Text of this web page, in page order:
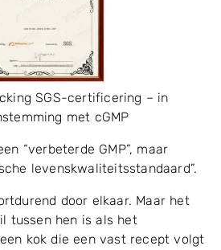
SGS-certificering – in
met cGMP
“verbeterde GMP”, maar
levenskwaliteitsstandaard”.
door elkaar. Maar het
tussen hen is als het
kok die een vast recept volgt